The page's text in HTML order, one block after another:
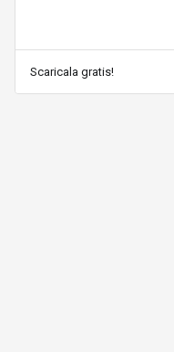
Scaricala gratis!